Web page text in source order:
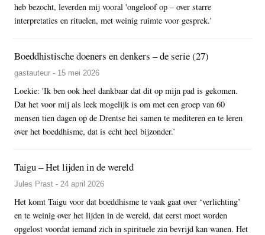
heb bezocht, leverden mij vooral 'ongeloof op – over starre
interpretaties en rituelen, met weinig ruimte voor gesprek.'
Boeddhistische doeners en denkers – de serie (27)
gastauteur - 15 mei 2026
Loekie: 'Ik ben ook heel dankbaar dat dit op mijn pad is gekomen.
Dat het voor mij als leek mogelijk is om met een groep van 60
mensen tien dagen op de Drentse hei samen te mediteren en te leren
over het boeddhisme, dat is echt heel bijzonder.’
Taigu – Het lijden in de wereld
Jules Prast - 24 april 2026
Het komt Taigu voor dat boeddhisme te vaak gaat over ‘verlichting’
en te weinig over het lijden in de wereld, dat eerst moet worden
opgelost voordat iemand zich in spirituele zin bevrijd kan wanen. Het